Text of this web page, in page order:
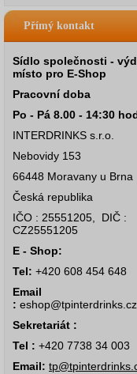
Přímý kontakt
Sídlo společnosti -
místo pro E-Shop
Pracovní doba
Po - Pá 8.00 - 14:30
INTERDRINKS s.r.o.
Nebovidy 153
66448 Moravany u Brna
Česká republika
IČO : 25551205, DIČ :
CZ25551205
E - Shop:
Tel: +420 608 454 648
Email
: eshop@tpinterdrinks.cz
Sekretariát :
Tel : +420 7738 34 003
Email: